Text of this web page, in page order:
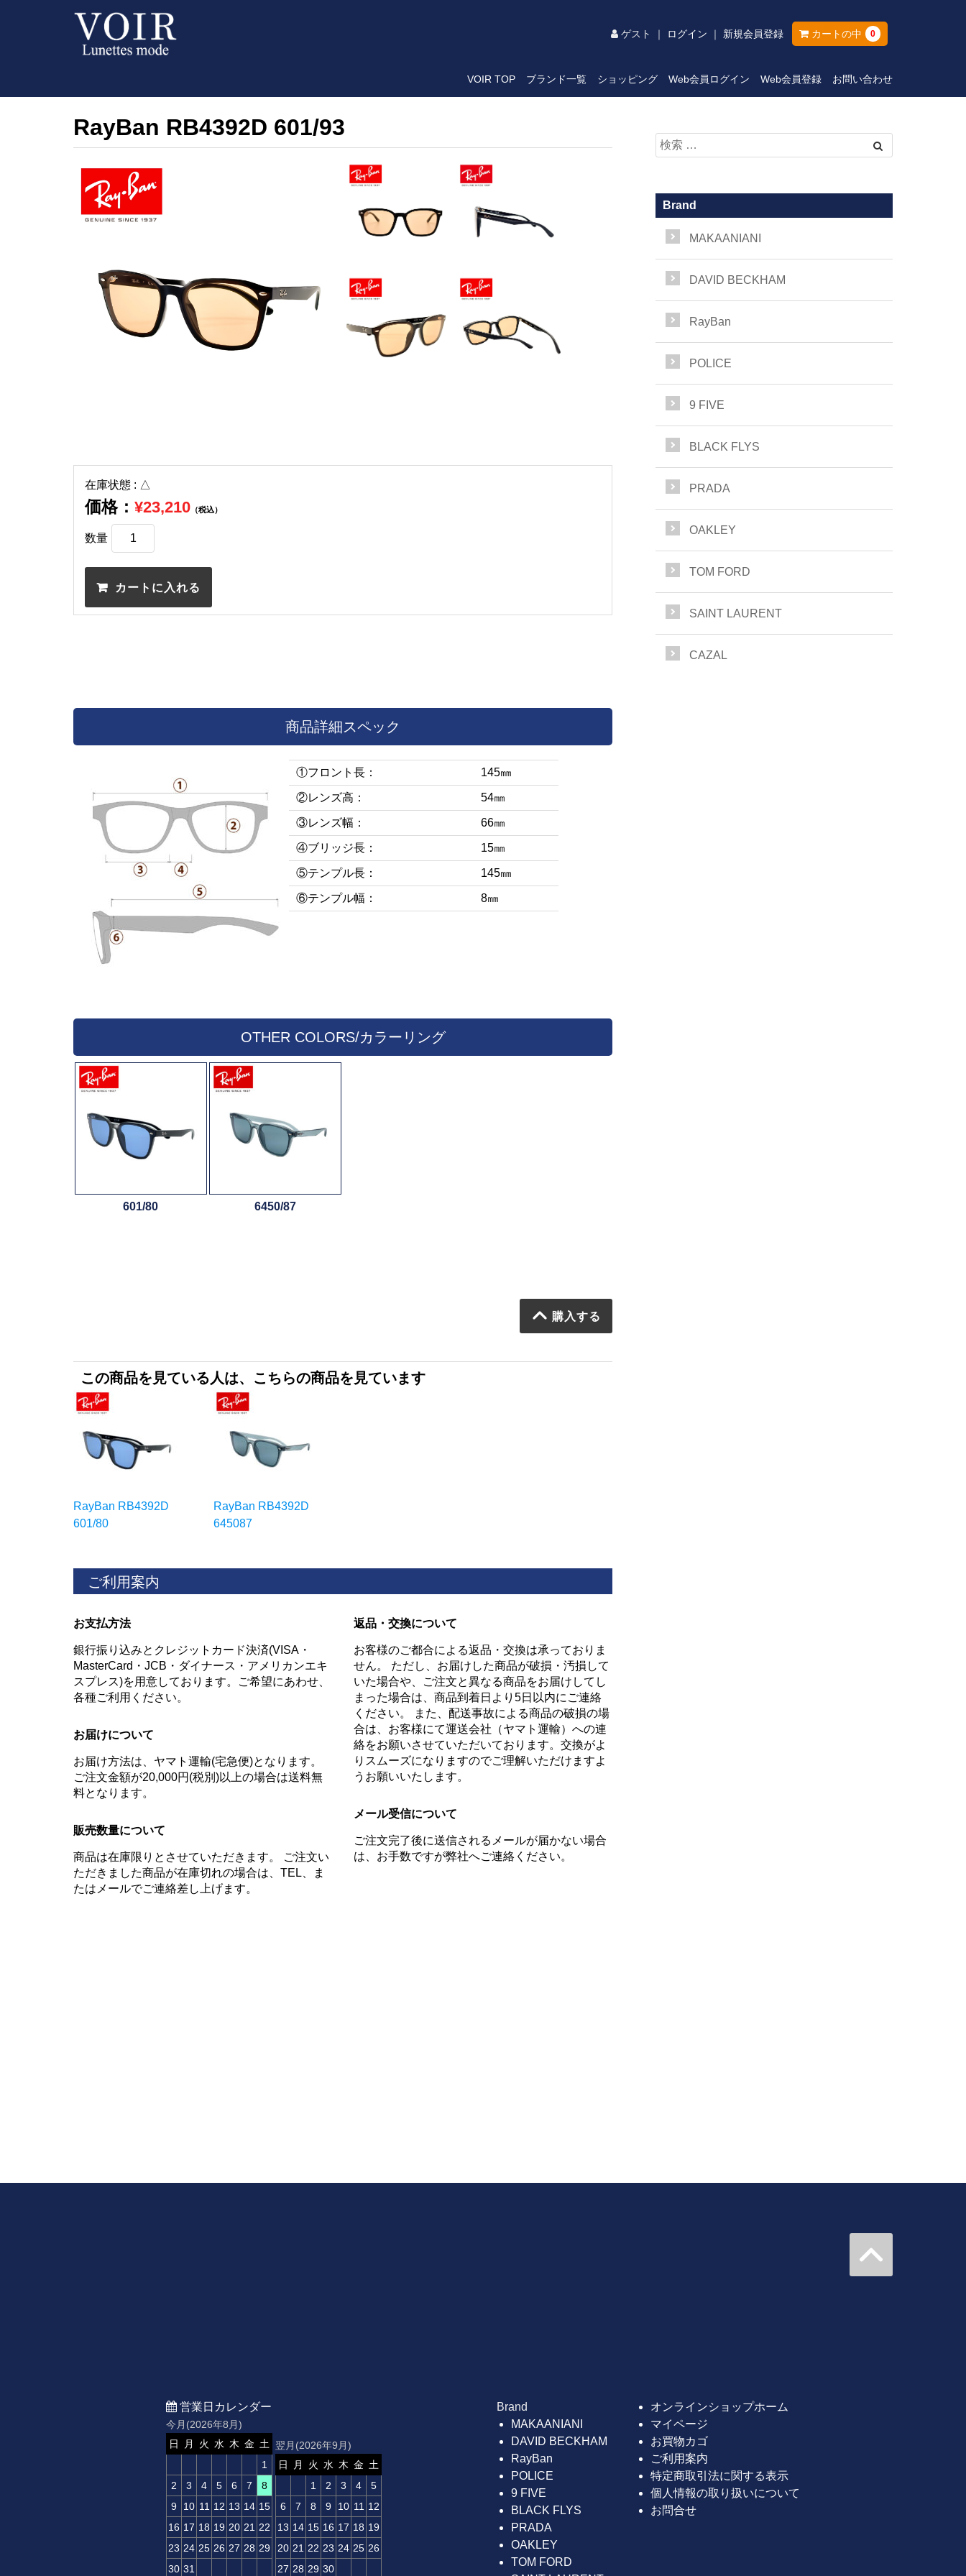
ゲスト ログイン 新規会員登録 カートの中 0
VOIR TOP ブランド一覧 ショッピング Web会員ログイン Web会員登録 お問い合わせ
RayBan RB4392D 601/93
在庫状態 : △
価格： ¥23,210 （税込）
数量
商品詳細スペック
①フロント長： 145㎜
②レンズ高： 54㎜
③レンズ幅： 66㎜
④ブリッジ長： 15㎜
⑤テンプル長： 145㎜
⑥テンプル幅： 8㎜
OTHER COLORS/カラーリング
601/80 6450/87
購入する
この商品を見ている人は、こちらの商品を見ています
RayBan RB4392D
601/80
RayBan RB4392D
645087
ご利用案内
お支払方法
銀行振り込みとクレジットカード決済(VISA・
MasterCard・JCB・ダイナース・アメリカンエキ
スプレス)を用意しております。ご希望にあわせ、
各種ご利用ください。
お届けについて
お届け方法は、ヤマト運輸(宅急便)となります。
ご注文金額が20,000円(税別)以上の場合は送料無
料となります。
販売数量について
商品は在庫限りとさせていただきます。 ご注文い
ただきました商品が在庫切れの場合は、TEL、ま
たはメールでご連絡差し上げます。
返品・交換について
お客様のご都合による返品・交換は承っておりま
せん。 ただし、お届けした商品が破損・汚損して
いた場合や、ご注文と異なる商品をお届けしてし
まった場合は、商品到着日より5日以内にご連絡
ください。 また、配送事故による商品の破損の場
合は、お客様にて運送会社（ヤマト運輸）への連
絡をお願いさせていただいております。交換がよ
りスムーズになりますのでご理解いただけますよ
うお願いいたします。
メール受信について
ご注文完了後に送信されるメールが届かない場合
は、お手数ですが弊社へご連絡ください。
Brand
MAKAANIANI
DAVID BECKHAM
RayBan
POLICE
9 FIVE
BLACK FLYS
PRADA
OAKLEY
TOM FORD
SAINT LAURENT
CAZAL
営業日カレンダー
今月(2026年8月)
日
月 火 水 木 金 土
1
2
3 4 5 6 7
8
9
10 11 12 13 14 15
16 17 18 19 20 21 22
23 24 25 26 27 28 29
30 31
翌月(2026年9月)
日
月 火 水 木 金 土
1
2 3 4
5
6
7 8 9 10 11 12
13 14 15 16 17 18 19
20 21 22 23 24 25 26
27 28 29 30
Brand
MAKAANIANI
DAVID BECKHAM
RayBan
POLICE
9 FIVE
BLACK FLYS
PRADA
OAKLEY
TOM FORD
オンラインショップホーム
マイページ
お買物カゴ
ご利用案内
特定商取引法に関する表示
個人情報の取り扱いについて
お問合せ